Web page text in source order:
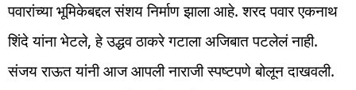
पवारांच्या भूमिकेबद्दल संशय निर्माण झाला आहे. शरद पवार एकनाथ
शिंदे यांना भेटले, हे उद्धव ठाकरे गटाला अजिबात पटलेलं नाही.
संजय राऊत यांनी आज आपली नाराजी स्पष्टपणे बोलून दाखवली.